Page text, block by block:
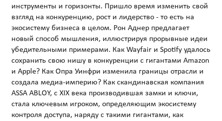
инструменты и горизонты. Пришло время изменить свой
взгляд на конкуренцию, рост и лидерство - то есть на
экосистему бизнеса в целом. Рон Аднер предлагает
новый способ мышления, иллюстрируя прорывные идеи
убедительными примерами. Как Wayfair и Spotify удалось
сохранить свою нишу в конкуренции с гигантами Amazon
и Apple? Как Опра Уинфри изменила границы отрасли и
создала медиа-империю? Как скандинавская компания
ASSA ABLOY, с XIX века производившая замки и ключи,
стала ключевым игроком, определяющим экосистему
контроля доступа, наряду с такими гигантами, как